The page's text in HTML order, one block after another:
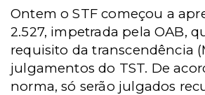
Ontem o STF começou a
2.527, impetrada pela OAB,
requisito da transcendência
julgamentos do TST. De
norma, só serão julgados